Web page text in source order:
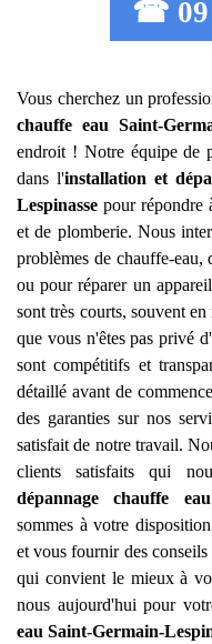
☎ 09
Vous cherchez un
chauffe eau
Saint-
endroit ! Notre équipe de
dans l'installation et
Lespinasse pour répondre
et de plomberie. Nous
problèmes de chauffe-
ou pour réparer un
sont très courts, souvent
que vous n'êtes pas privé
sont compétitifs et
détaillé avant de
des garanties sur nos
satisfait de notre travail.
clients satisfaits qui
dépannage chauffe eau
sommes à votre
et vous fournir des
qui convient le mieux à
nous aujourd'hui pour
eau Saint-Germain-